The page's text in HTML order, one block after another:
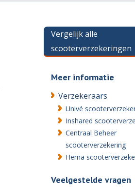
Vergelijk alle
scooterverzekeringen
Meer informatie
Verzekeraars
Univé
Inshared
Centraal Beheer
scooterverzekering
Hema
Veelgestelde vragen